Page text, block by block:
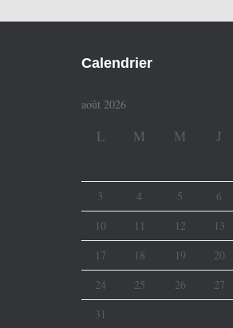
Calendrier
août 2026
L M M J
3
4 5 6
10
11 12 13
17
18 19 20
24
25 26 27
31